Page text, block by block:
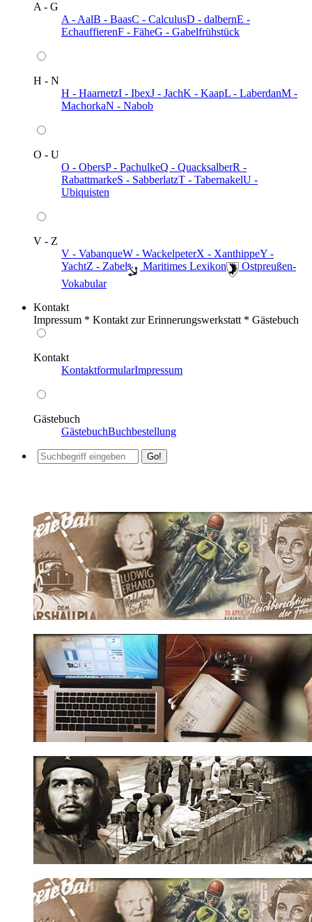
A - G
A - AalB - BaasC - CalculusD - dalbernE -
EchauffierenF - FäheG - Gabelfrühstück
H - N
H - HaarnetzI - IbexJ - JachK - KaapL - LaberdanM -
MachorkaN - Nabob
O - U
O - ObersP - PachulkeQ - QuacksalberR -
RabattmarkeS - SabberlatzT - TabernakelU -
Ubiquisten
V - Z
V - VabanqueW - WackelpeterX - XanthippeY -
YachtZ - Zabel ️ Maritimes Lexikon
️ Ostpreußen-
Vokabular
Kontakt
Impressum * Kontakt zur Erinnerungswerkstatt * Gästebuch
Kontakt
KontaktformularImpressum
Gästebuch
GästebuchBuchbestellung